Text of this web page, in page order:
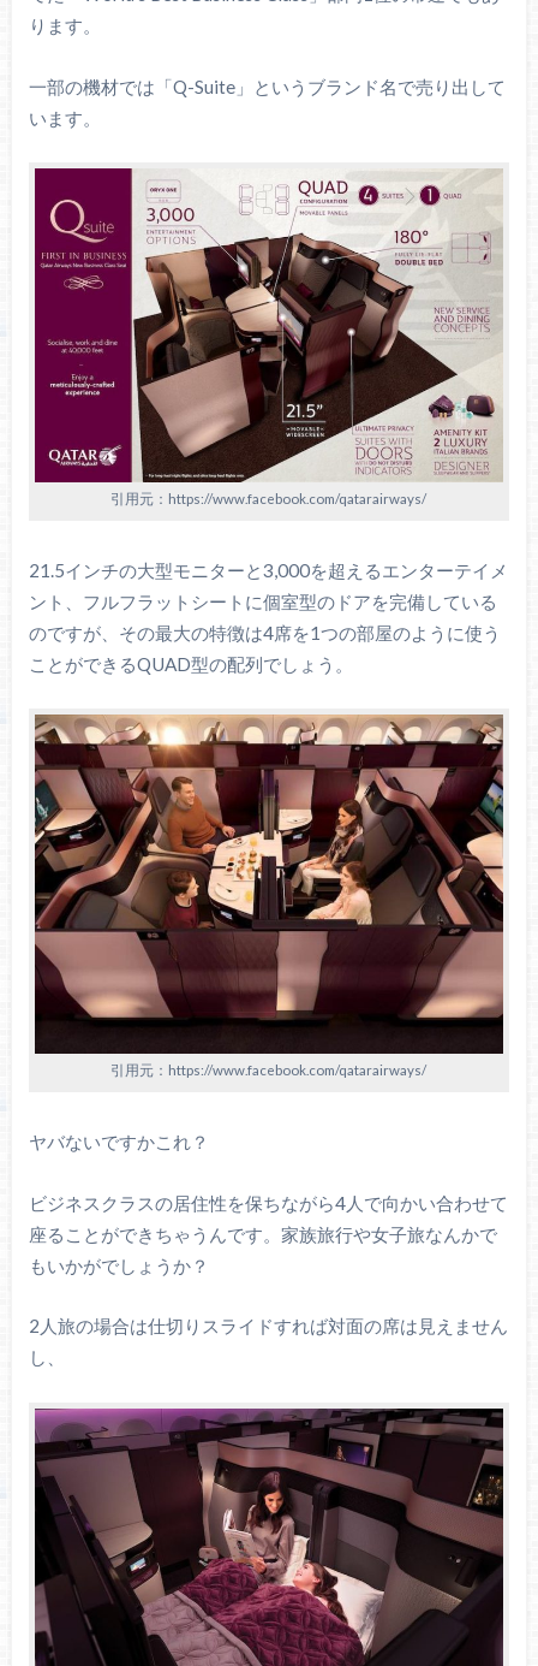
ります。
一部の機材では「Q-Suite」というブランド名で売り出して
います。
引用元：https://www.facebook.com/qatarairways/
21.5インチの大型モニターと3,000を超えるエンターテイメ
ント、フルフラットシートに個室型のドアを完備している
のですが、その最大の特徴は4席を1つの部屋のように使う
ことができるQUAD型の配列でしょう。
引用元：https://www.facebook.com/qatarairways/
ヤバないですかこれ？
ビジネスクラスの居住性を保ちながら4人で向かい合わせて
座ることができちゃうんです。家族旅行や女子旅なんかで
もいかがでしょうか？
2人旅の場合は仕切りスライドすれば対面の席は見えません
し、